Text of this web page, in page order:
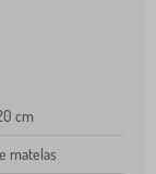
cm
matelas